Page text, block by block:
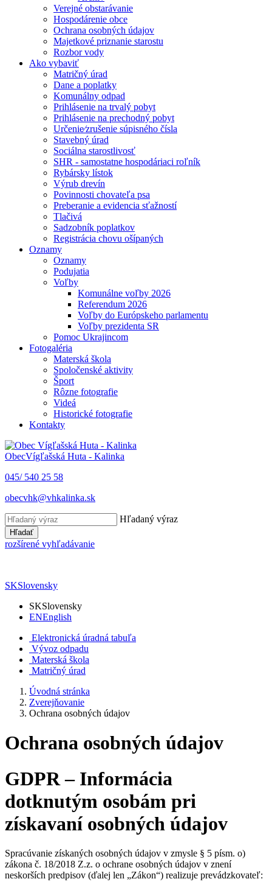
Verejné obstarávanie
Hospodárenie obce
Ochrana osobných údajov
Majetkové priznanie starostu
Rozbor vody
Ako vybaviť
Matričný úrad
Dane a poplatky
Komunálny odpad
Prihlásenie na trvalý pobyt
Prihlásenie na prechodný pobyt
Určenie⁄zrušenie súpisného čísla
Stavebný úrad
Sociálna starostlivosť
SHR - samostatne hospodáriaci roľník
Rybársky lístok
Výrub drevín
Povinnosti chovateľa psa
Preberanie a evidencia sťažností
Tlačivá
Sadzobník poplatkov
Registrácia chovu ošípaných
Oznamy
Oznamy
Podujatia
Voľby
Komunálne voľby 2026
Referendum 2026
Voľby do Európskeho parlamentu
Voľby prezidenta SR
Pomoc Ukrajincom
Fotogaléria
Materská škola
Spoločenské aktivity
Šport
Rôzne fotografie
Videá
Historické fotografie
Kontakty
ObecVígľašská Huta - Kalinka
045/ 540 25 58
obecvhk@vhkalinka.sk
Hľadaný výraz
Hľadať
rozšírené vyhľadávanie
SKSlovensky
SKSlovensky
ENEnglish
Elektronická úradná tabuľa
Vývoz odpadu
Materská škola
Matričný úrad
Úvodná stránka
Zverejňovanie
Ochrana osobných údajov
Ochrana osobných údajov
GDPR – Informácia
dotknutým osobám pri
získavaní osobných údajov
Spracúvanie získaných osobných údajov v zmysle § 5 písm. o)
zákona č. 18/2018 Z.z. o ochrane osobných údajov v znení
neskorších predpisov (ďalej len „Zákon“) realizuje prevádzkovateľ: